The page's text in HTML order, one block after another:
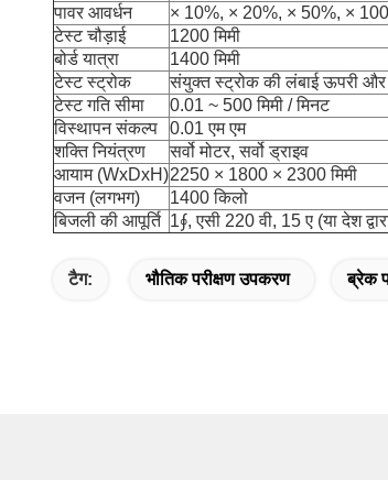
पावर आवर्धन
× 10%, × 20%, × 50%, ×
टेस्ट चौड़ाई
1200 मिमी
बोर्ड यात्रा
1400 मिमी
टेस्ट स्ट्रोक
संयुक्त स्ट्रोक की लंबाई ऊपरी
टेस्ट गति सीमा
0.01 ~ 500 मिमी / मिनट
विस्थापन संकल्प
0.01 एम एम
शक्ति नियंत्रण
सर्वो मोटर, सर्वो ड्राइव
आयाम (WxDxH)2250 × 1800 × 2300 मिमी
वजन (लगभग)
1400 किलो
बिजली की आपूर्ति 1∮, एसी 220 वी, 15 ए (या देश द्वारा
टैग: भौतिक परीक्षण उपकरण ब्रेक